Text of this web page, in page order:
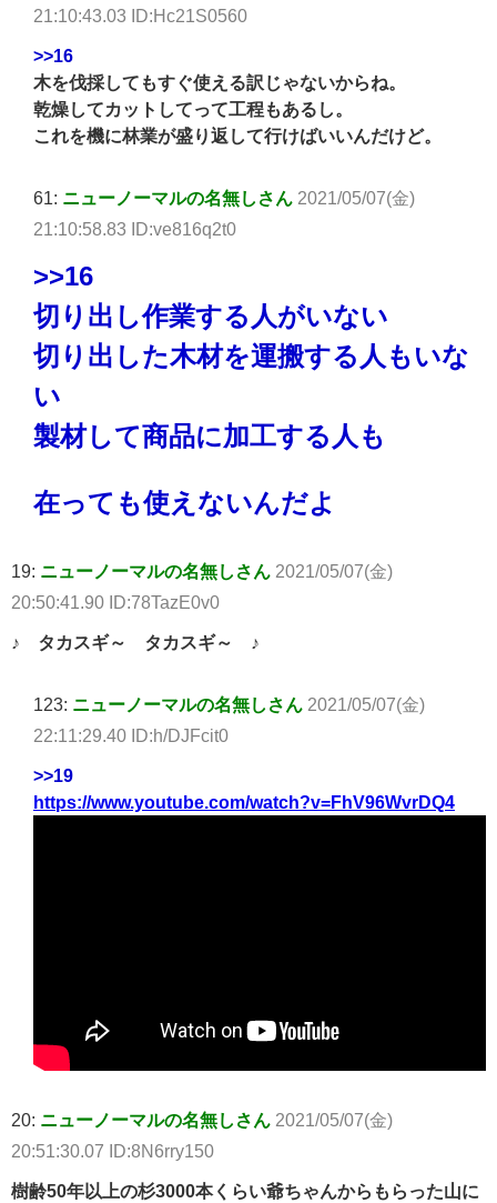
21:10:43.03 ID:Hc21S0560
>>16
木を伐採してもすぐ使える訳じゃないからね。
乾燥してカットしてって工程もあるし。
これを機に林業が盛り返して行けばいいんだけど。
61: ニューノーマルの名無しさん 2021/05/07(金)
21:10:58.83 ID:ve816q2t0
>>16
切り出し作業する人がいない
切り出した木材を運搬する人もいな
い
製材して商品に加工する人も
在っても使えないんだよ
19: ニューノーマルの名無しさん 2021/05/07(金)
20:50:41.90 ID:78TazE0v0
♪ タカスギ～ タカスギ～ ♪
123: ニューノーマルの名無しさん 2021/05/07(金)
22:11:29.40 ID:h/DJFcit0
>>19
https://www.youtube.com/watch?v=FhV96WvrDQ4
20: ニューノーマルの名無しさん 2021/05/07(金)
20:51:30.07 ID:8N6rry150
樹齢50年以上の杉3000本くらい爺ちゃんからもらった山に